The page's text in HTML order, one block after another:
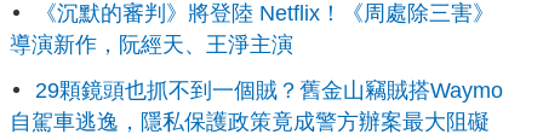
《沉默的審判》將登陸 Netflix！《周處除三害》
導演新作，阮經天、王淨主演
29顆鏡頭也抓不到一個賊？舊金山竊賊搭Waymo
自駕車逃逸，隱私保護政策竟成警方辦案最大阻礙